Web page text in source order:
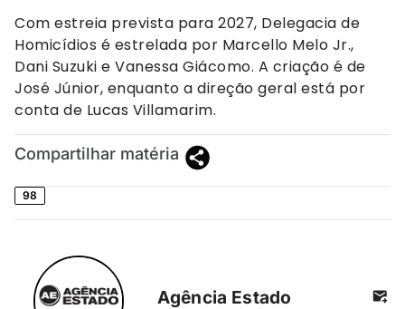
Com estreia prevista para 2027, Delegacia de
Homicídios é estrelada por Marcello Melo Jr.,
Dani Suzuki e Vanessa Giácomo. A criação é de
José Júnior, enquanto a direção geral está por
conta de Lucas Villamarim.
Compartilhar matéria
98
Agência Estado